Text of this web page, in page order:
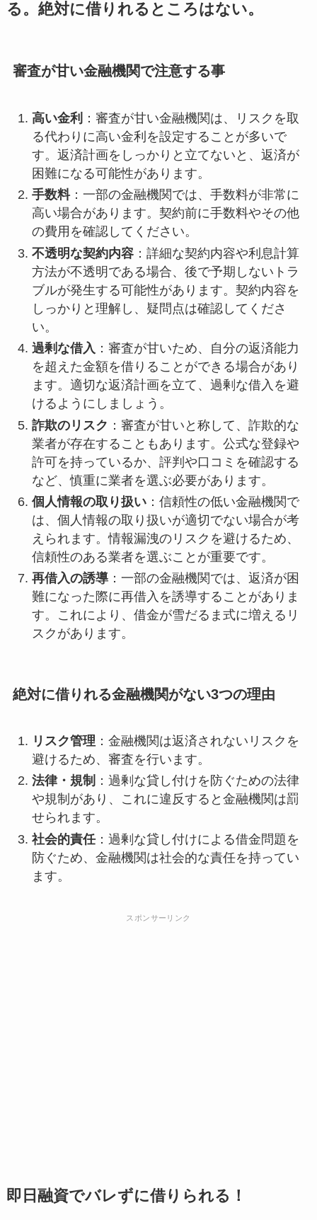
る。絶対に借りれるところはない。
審査が甘い金融機関で注意する事
高い金利 ：審査が甘い金融機関は、リスクを取
る代わりに高い金利を設定することが多いで
す。返済計画をしっかりと立てないと、返済が
困難になる可能性があります。
手数料：一部の金融機関では、手数料が非常に
高い場合があります。契約前に手数料やその他
の費用を確認してください。
不透明な契約内容：詳細な契約内容や利息計算
方法が不透明である場合、後で予期しないトラ
ブルが発生する可能性があります。契約内容を
しっかりと理解し、疑問点は確認してくださ
い。
過剰な借入 ：審査が甘いため、自分の返済能力
を超えた金額を借りることができる場合があり
ます。適切な返済計画を立て、過剰な借入を避
けるようにしましょう。
詐欺のリスク ：審査が甘いと称して、詐欺的な
業者が存在することもあります。公式な登録や
許可を持っているか、評判や口コミを確認する
など、慎重に業者を選ぶ必要があります。
個人情報の取り扱い：信頼性の低い金融機関で
は、個人情報の取り扱いが適切でない場合が考
えられます。情報漏洩のリスクを避けるため、
信頼性のある業者を選ぶことが重要です。
再借入の誘導：一部の金融機関では、返済が困
難になった際に再借入を誘導することがありま
す。これにより、借金が雪だるま式に増えるリ
スクがあります。
絶対に借りれる金融機関がない3つの理由
リスク管理 ：金融機関は返済されないリスクを
避けるため、審査を行います。
法律・規制 ：過剰な貸し付けを防ぐための法律
や規制があり、これに違反すると金融機関は罰
せられます。
社会的責任：過剰な貸し付けによる借金問題を
防ぐため、金融機関は社会的な責任を持ってい
ます。
スポンサーリンク
即日融資でバレずに借りられる！